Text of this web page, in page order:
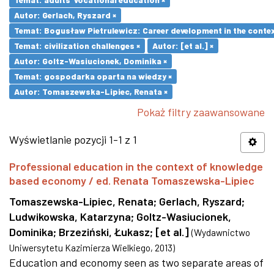
Autor: Gerlach, Ryszard ×
Temat: Bogusław Pietrulewicz: Career development in the
Temat: civilization challenges ×
Autor: [et al.] ×
Autor: Goltz-Wasiucionek, Dominika ×
Temat: gospodarka oparta na wiedzy ×
Autor: Tomaszewska-Lipiec, Renata ×
Pokaż filtry zaawansowane
Wyświetlanie pozycji 1-1 z 1
Professional education in the context of knowledge
based economy / ed. Renata Tomaszewska-Lipiec
Tomaszewska-Lipiec, Renata; Gerlach, Ryszard;
Ludwikowska, Katarzyna; Goltz-Wasiucionek,
Dominika; Brzeziński, Łukasz; [et al.] (Wydawnictwo
Uniwersytetu Kazimierza Wielkiego, 2013)
Education and economy seen as two separate areas of